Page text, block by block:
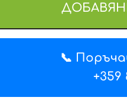
📞
+359